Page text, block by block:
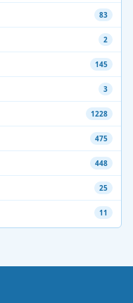
83
2
145
3
1228
475
448
25
11